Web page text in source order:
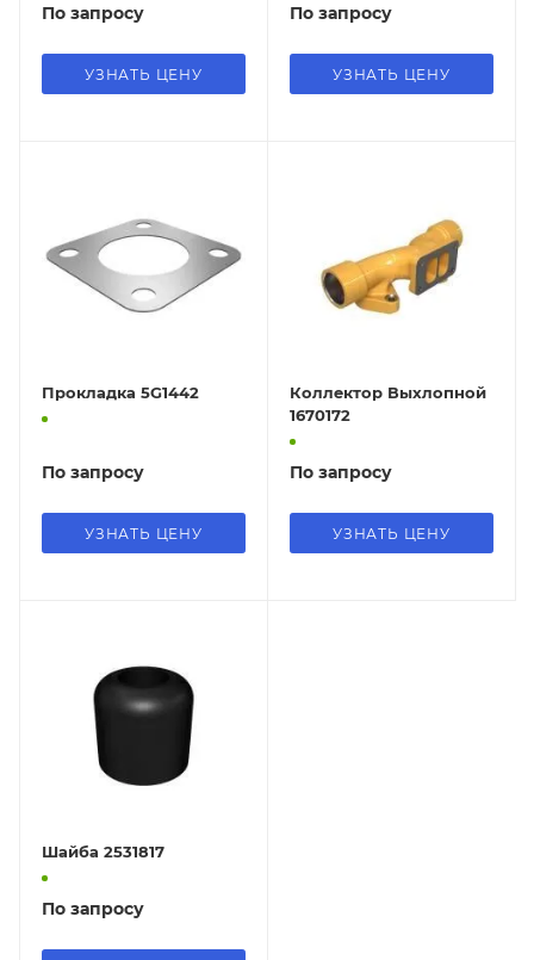
По запросу
УЗНАТЬ ЦЕНУ
По запросу
УЗНАТЬ ЦЕНУ
Прокладка 5G1442
По запросу
УЗНАТЬ ЦЕНУ
Коллектор Выхлопной
1670172
По запросу
УЗНАТЬ ЦЕНУ
Шайба 2531817
По запросу